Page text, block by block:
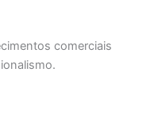
comerciais